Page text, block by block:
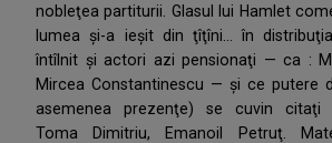
nobleţea partiturii. Glasul lui Hamlet
lumea şi-a ieşit din ţîţîni... în
întîlnit şi actori azi pensionaţi — ca :
Mircea Constantinescu — şi ce putere
asemenea prezenţe) se cuvin citaţi
Toma Dimitriu, Emanoil Petruţ.